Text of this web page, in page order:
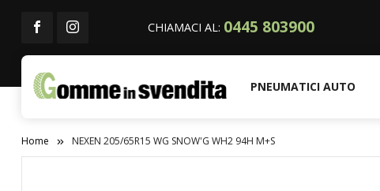
CHIAMACI AL: 0445 803900
PNEUMATICI AUTO
Home NEXEN 205/65R15 WG SNOW'G WH2 94H M+S